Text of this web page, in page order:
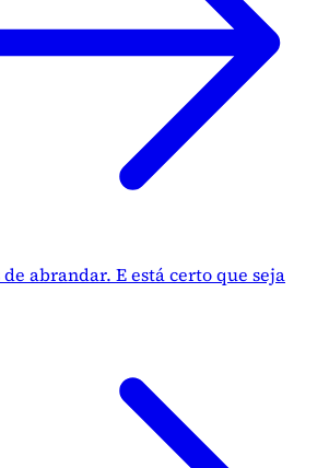
de abrandar. E está certo que seja